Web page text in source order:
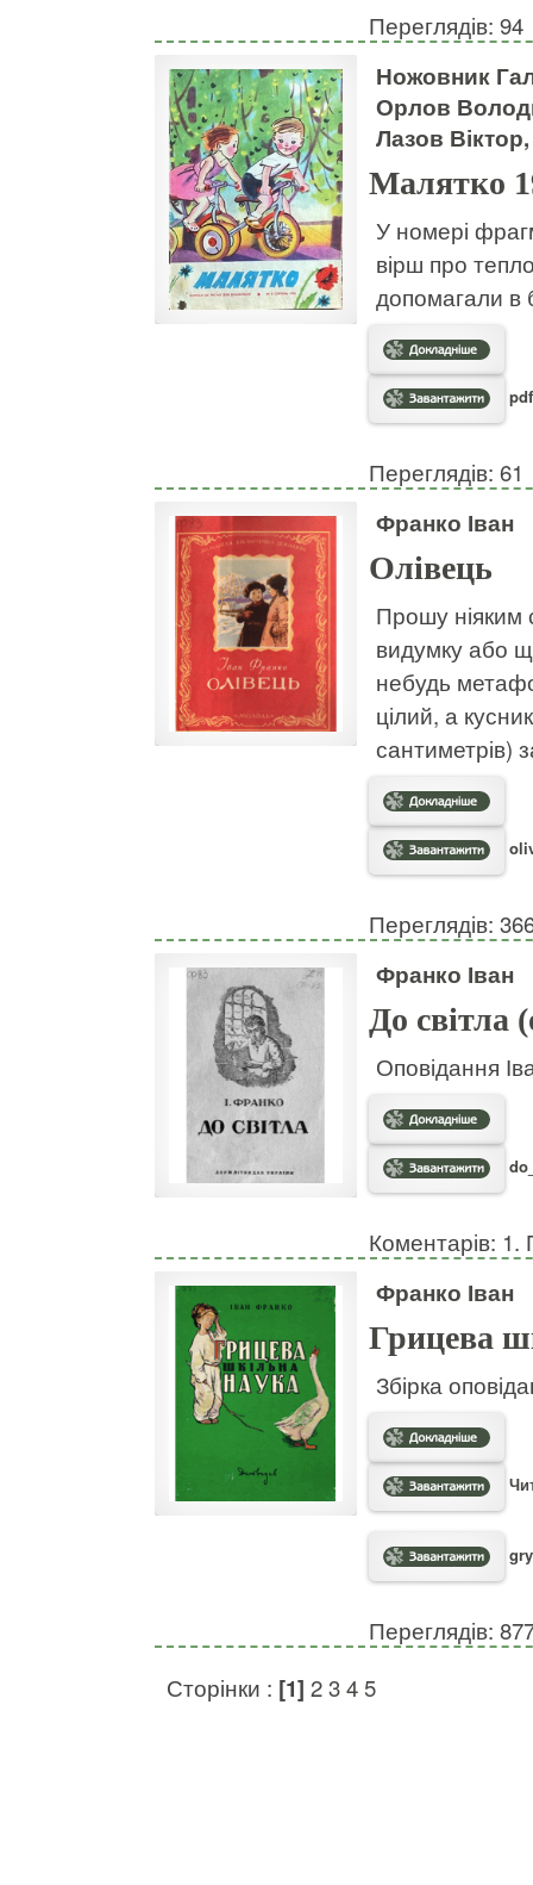
Переглядів: 94
Ножовник
Орлов
Лазов Віктор,
Малятко
У номері
вірш про
допомагали в
Переглядів: 61
Франко Іван
Олівець
Прошу ніяким
видумку або
небудь
цілий, а
сантиметрів)
Переглядів:
Франко Іван
До світла
Оповідання
Коментарів: 1.
Франко Іван
Грицева
Збірка
Переглядів:
Сторінки : [1] 2345